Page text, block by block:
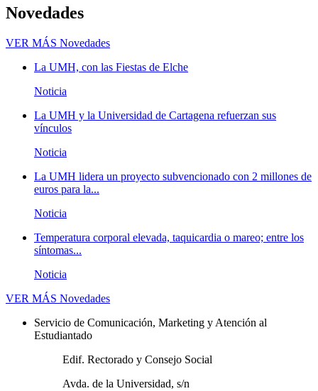
Novedades
VER MÁS Novedades
La UMH, con las Fiestas de Elche
Noticia
La UMH y la Universidad de Cartagena refuerzan sus
vínculos
Noticia
La UMH lidera un proyecto subvencionado con 2 millones de
euros para la...
Noticia
Temperatura corporal elevada, taquicardia o mareo; entre los
síntomas...
Noticia
VER MÁS Novedades
Servicio de Comunicación, Marketing y Atención al
Estudiantado
Edif. Rectorado y Consejo Social
Avda. de la Universidad, s/n